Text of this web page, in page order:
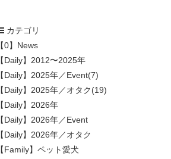
カテゴリ
【0】News
【Daily】2012〜2025年
【Daily】2025年／Event(7)
【Daily】2025年／オタク(19)
【Daily】2026年
【Daily】2026年／Event
【Daily】2026年／オタク
【Family】ペット愛犬